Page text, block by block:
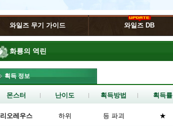
와일즈 무기 가이드 와일즈 DB
화룡의 역린
획득 정보
몬스터 난이도 획득방법 획득률
리오레우스 하위 등 파괴 ★